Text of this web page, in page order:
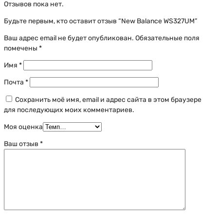
Отзывов пока нет.
Будьте первым, кто оставит отзыв “New Balance WS327UM”
Ваш адрес email не будет опубликован. Обязательные поля
помечены *
Имя *
Почта *
Сохранить моё имя, email и адрес сайта в этом браузере
для последующих моих комментариев.
Моя оценка
Ваш отзыв *